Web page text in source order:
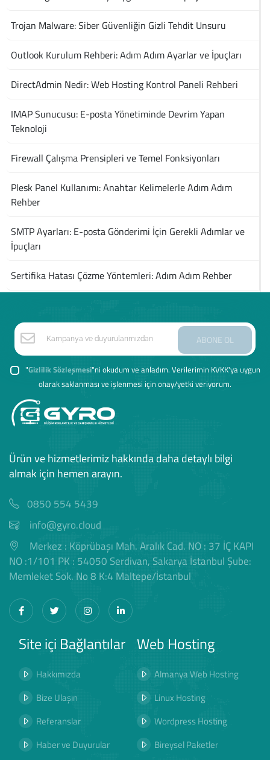
Trojan Malware: Siber Güvenliğin Gizli Tehdit Unsuru
Outlook Kurulum Rehberi: Adım Adım Ayarlar ve İpuçları
DirectAdmin Nedir: Web Hosting Kontrol Paneli Rehberi
IMAP Sunucusu: E-posta Yönetiminde Devrim Yapan
Teknoloji
Firewall Çalışma Prensipleri ve Temel Fonksiyonları
Plesk Panel Kullanımı: Anahtar Kelimelerle Adım Adım
Rehber
SMTP Ayarları: E-posta Gönderimi İçin Gerekli Adımlar ve
İpuçları
Sertifika Hatası Çözme Yöntemleri: Adım Adım Rehber
ABONE OL
"Gizlilik Sözleşmesi"ni okudum ve anladım. Verilerimin KVKK'ya uygun
olarak saklanması ve işlenmesi için onay/yetki veriyorum.
Ürün ve hizmetlerimiz hakkında daha detaylı bilgi
almak için hemen arayın.
0850 554 5439
info@gyro.cloud
Merkez : Köprübaşı Mah. Aralık Cad. NO : 37 İÇ KAPI
NO :1/101 PK : 54050 Serdivan, Sakarya İstanbul Şube:
Memleket Sok. No 8 K:4 Maltepe/İstanbul
Site içi Bağlantılar
Hakkımızda
Bize Ulaşın
Referanslar
Haber ve Duyurular
Web Hosting
Almanya Web Hosting
Linux Hosting
Wordpress Hosting
Bireysel Paketler